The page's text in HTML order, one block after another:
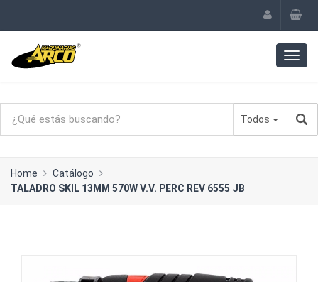
Todos
Home
Catálogo
TALADRO SKIL 13MM 570W V.V. PERC REV 6555 JB